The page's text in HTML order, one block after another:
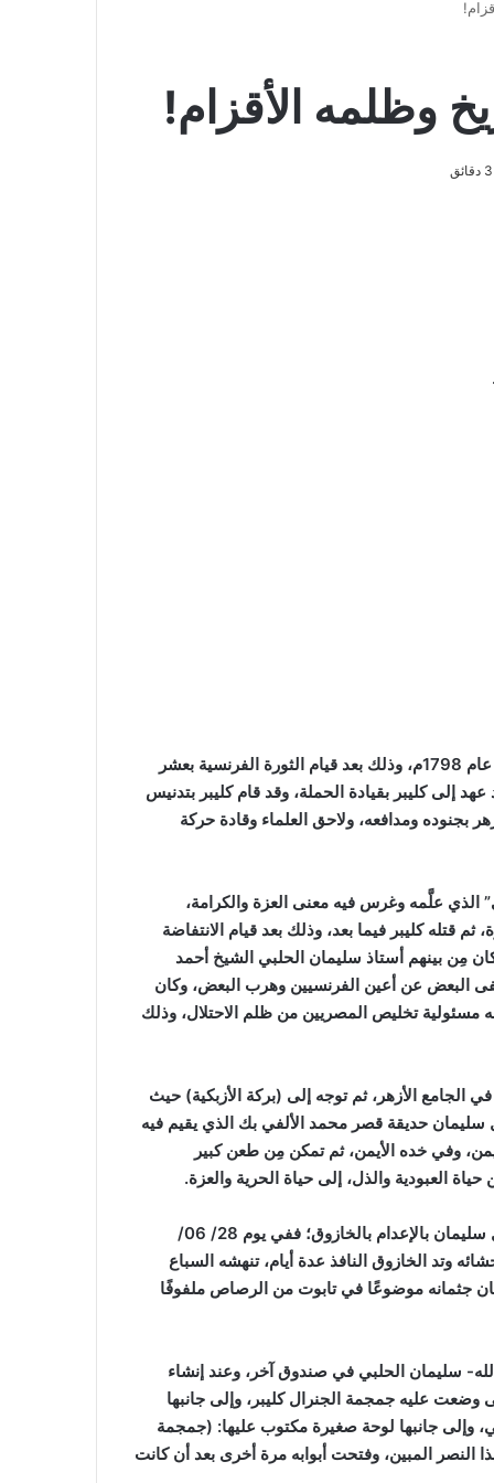
وظلمه الأقزام!
وُلد سليمان الحلبي عام 1777م في مدينة حلب، ومِن المعلوم أن الحملة الفرنسية بقيادة نابليون بونابرت تمكَّنت مِن احتلال مصر عام 1798م، وذلك بعد قيام الثورة الفرنسية بعشر
إلى كليبر بقيادة الحملة، وقد قام كليبر بتدنيس
بجنوده ومدافعه، ولاحق العلماء وقادة حركة
الذي علَّمه وغرس فيه معنى العزة والكرامة،
قتله كليبر فيما بعد، وذلك بعد قيام الانتفاضة
مِن بينهم أستاذ سليمان الحلبي الشيخ أحمد
البعض عن أعين الفرنسيين وهرب البعض، وكان
تخليص المصريين من ظلم الاحتلال، وذلك
في الجامع الأزهر، ثم توجه إلى (بركة الأزبكية) حيث
سليمان حديقة قصر محمد الألفي بك الذي يقيم فيه
وفي خده الأيمن، ثم تمكن مِن طعن كبير
العبودية والذل، إلى حياة الحرية والعزة.
هذا وقد استطاع الفرنسيون إلقاء القبض على سليمان الحلبي، وتمت محاكمته بعد حرق يده اليمنى خلال التحقيق معه، ثم تم قُتل سليمان بالإعدام بالخازوق؛ ففي يوم 28/ 06/
وتد الخازوق النافذ عدة أيام، تنهشه السباع
جثمانه موضوعًا في تابوت من الرصاص ملفوفًا
سليمان الحلبي في صندوق آخر، وعند إنشاء
عليه جمجمة الجنرال كليبر، وإلى جانبها
وإلى جانبها لوحة صغيرة مكتوب عليها: (جمجمة
النصر المبين، وفتحت أبوابه مرة أخرى بعد أن كانت